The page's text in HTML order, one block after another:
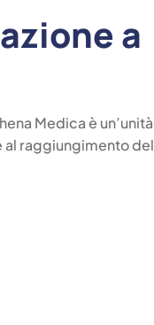
a
Medica è un’unità
raggiungimento del